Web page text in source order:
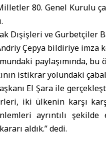
80. Genel Kurulu
Dışişleri ve Gurbetçiler
Çepya bildiriye imza
paylaşımında, bu
istikrar yolundaki
El Şara ile
iki ülkenin karşı
ayrıntılı
aldık.” dedi.